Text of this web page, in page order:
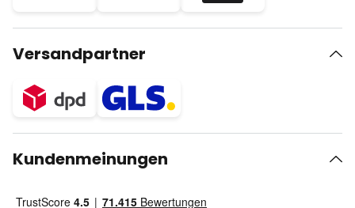
Versandpartner
Kundenmeinungen